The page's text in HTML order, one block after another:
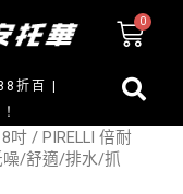
折百 |
吋/ PIRELLI 倍耐
噪/舒適/排水/抓